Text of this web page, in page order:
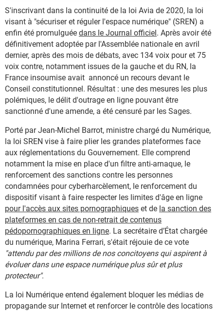
S'inscrivant dans la continuité de la loi Avia de 2020, la loi
visant à "sécuriser et réguler l'espace numérique" (SREN) a
enfin été promulguée dans le Journal officiel. Après avoir été
définitivement adoptée par l'Assemblée nationale en avril
dernier, après des mois de débats, avec 134 voix pour et 75
voix contre, notamment issues de la gauche et du RN, la
France insoumise avait annoncé un recours devant le
Conseil constitutionnel. Résultat : une des mesures les plus
polémiques, le délit d'outrage en ligne pouvant être
sanctionné d'une amende, a été censuré par les Sages.
Porté par Jean-Michel Barrot, ministre chargé du Numérique,
la loi SREN vise à faire plier les grandes plateformes face
aux réglementations du Gouvernement. Elle comprend
notamment la mise en place d'un filtre anti-arnaque, le
renforcement des sanctions contre les personnes
condamnées pour cyberharcèlement, le renforcement du
dispositif visant à faire respecter les limites d'âge en ligne
pour l'accès aux sites pornographiques et de la sanction des
plateformes en cas de non-retrait de contenus
pédopornographiques en ligne. La secrétaire d’État chargée
du numérique, Marina Ferrari, s'était réjouie de ce vote
"attendu par des millions de nos concitoyens qui aspirent à
évoluer dans une espace numérique plus sûr et plus
protecteur".
La loi Numérique entend également bloquer les médias de
propagande sur Internet et renforcer le contrôle des locations